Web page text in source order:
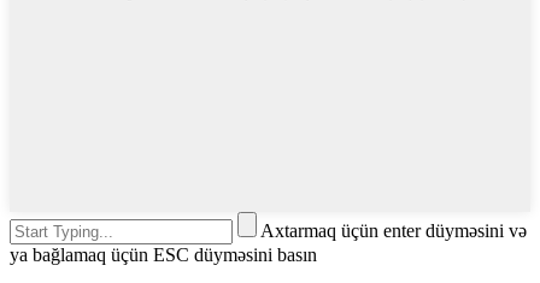
Axtarmaq üçün enter düyməsini və
ya bağlamaq üçün ESC düyməsini basın